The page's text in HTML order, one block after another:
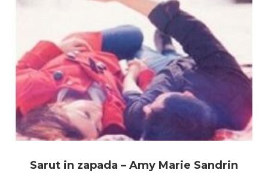
Sarut in zapada – Amy Marie Sandrin